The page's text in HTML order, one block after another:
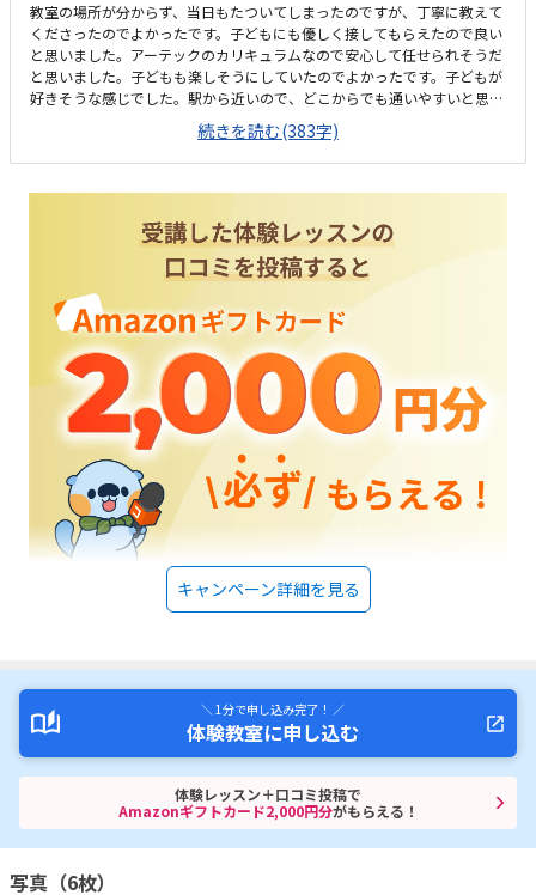
教室の場所が分からず、当日もたついてしまったのですが、丁寧に教えて
くださったのでよかったです。子どもにも優しく接してもらえたので良い
と思いました。アーテックのカリキュラムなので安心して任せられそうだ
と思いました。子どもも楽しそうにしていたのでよかったです。子どもが
好きそうな感じでした。駅から近いので、どこからでも通いやすいと思い
ました。うちは家が最寄り駅から近くなので、電車には乗らず直接通える
のが良いと思いました。雑居ビルの中にあるので、最初は場所がわかりに
くかったですが、教室の中はそれを感じさせない雰囲気で良いと思いまし
を空けることが多く電話がつながりにくかったのですが、メールでフォロ
ーアップしてくださり安心感がありました。
続きを読む(383字)
キャンペーン詳細を見る
＼ 1分で申し込み完了！ ／
体験教室に申し込む
体験レッスン＋口コミ投稿で
Amazonギフトカード2,000円分がもらえる！
写真（6枚）